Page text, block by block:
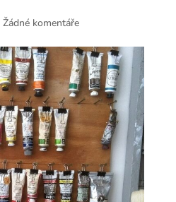
Žádné komentáře